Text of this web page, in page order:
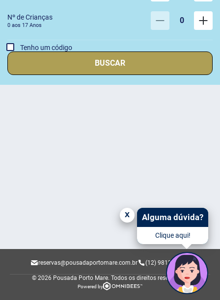
Nº de Crianças
0 aos 17 Anos 0
Tenho um código
BUSCAR
reservas@pousadaportomare.com.br (12) 98137-1250
© 2026 Pousada Porto Mare. Todos os direitos reservados.
Powered by
Alguma dúvida?
Clique aqui!
x